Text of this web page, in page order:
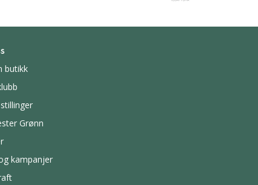
butikk
Grønn
kampanjer